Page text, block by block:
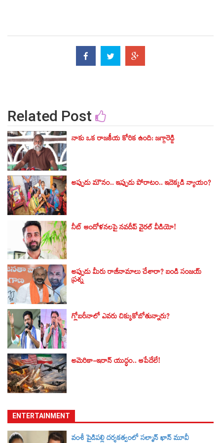
Related Post
నాకు ఒక రాజకీయ కోరిక ఉంది: జగ్గారెడ్డి
అప్పుడు మౌనం.. ఇప్పుడు పోరాటం.. ఇదెక్కడి న్యాయం?
నీట్ ఆందోళనలపై నవదీప్ వైరల్ వీడియో!
అప్పుడు మీరు రాజీనామాలు చేశారా? బండి సంజయ్‌
ప్రశ్న
గ్లోబరీనాలో ఎవరు చిక్కుకోబోతున్నారు?
అమెరికా-ఇరాన్ యుద్ధం.. ఆపేదేలే!
ENTERTAINMENT
వంశీ పైడిపల్లి దర్శకత్వంలో సల్మాన్ ఖాన్ మూవీ